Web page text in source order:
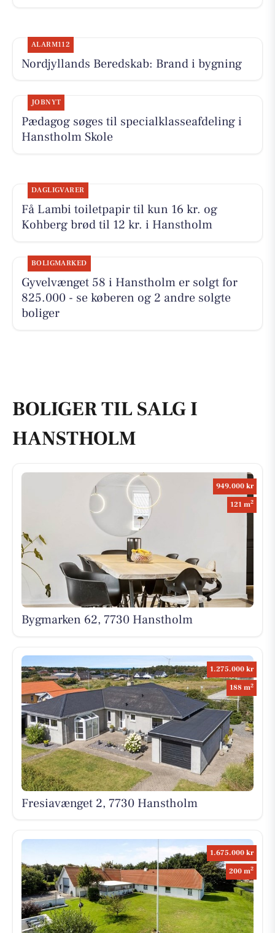
ALARM112
Nordjyllands Beredskab: Brand i bygning
JOBNYT
Pædagog søges til specialklasseafdeling i
Hanstholm Skole
DAGLIGVARER
Få Lambi toiletpapir til kun 16 kr. og
Kohberg brød til 12 kr. i Hanstholm
BOLIGMARKED
Gyvelvænget 58 i Hanstholm er solgt for
825.000 - se køberen og 2 andre solgte
boliger
BOLIGER TIL SALG I
HANSTHOLM
949.000 kr
121 m2
Bygmarken 62, 7730 Hanstholm
1.275.000 kr
188 m2
Fresiavænget 2, 7730 Hanstholm
1.675.000 kr
200 m2